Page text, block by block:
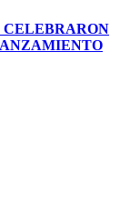
CELEBRARON